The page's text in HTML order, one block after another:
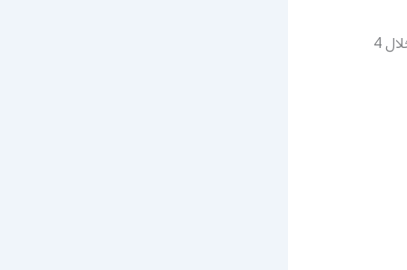
ماكينة حلاقة الشعر بتكنولوجيا الليثيوم موديل HC1481-0466. خدمة التوصيل الفوري خلال 4